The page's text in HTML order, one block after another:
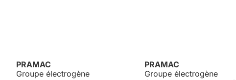
PRAMAC
Groupe électrogène
PRAMAC
Groupe électrogène